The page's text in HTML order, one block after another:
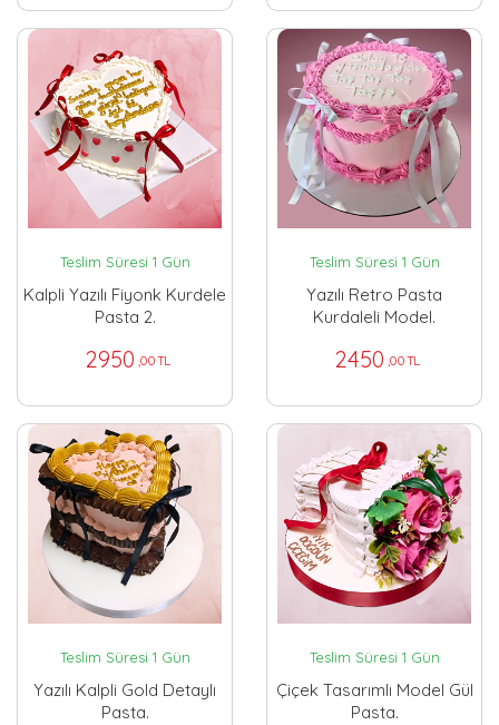
Teslim Süresi 1 Gün
Kalpli Yazılı Fiyonk Kurdele
Pasta 2.
2950 ,00 TL
Teslim Süresi 1 Gün
Yazılı Retro Pasta
Kurdaleli Model.
2450 ,00 TL
Teslim Süresi 1 Gün
Yazılı Kalpli Gold Detaylı
Pasta.
Teslim Süresi 1 Gün
Çiçek Tasarımlı Model Gül
Pasta.